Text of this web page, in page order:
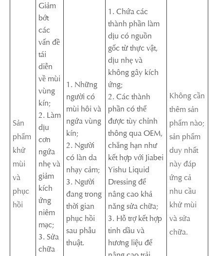
Sản
phẩm
khử
mùi
và
phục
hồi
Giảm
bớt
các
vấn đề
tái
diễn
về mùi
vùng
kín;
2. Làm
dịu
cơn
ngứa
nhẹ và
giảm
kích
ứng
niêm
mạc;
3. Sửa
chữa
1. Những
người có
mùi hôi và
ngứa vùng
kín;
2. Người
có làn da
nhạy cảm;
3. Người
đang trong
thời gian
phục hồi
sau phẫu
thuật.
1. Chứa các
thành phần làm
dịu có nguồn
gốc từ thực vật,
dịu nhẹ và
không gây kích
ứng;
2. Các thành
phần có thể
được tùy chỉnh
thông qua OEM,
chẳng hạn như
kết hợp với Jiabei
Yishu Liquid
Dressing để
nâng cao khả
năng sửa chữa;
3. Hỗ trợ kết hợp
tinh dầu và
hương liệu để
Không cần
thêm sản
phẩm nào;
sản phẩm
duy nhất
này đáp
ứng cả
nhu cầu
khử mùi
và sửa
chữa.